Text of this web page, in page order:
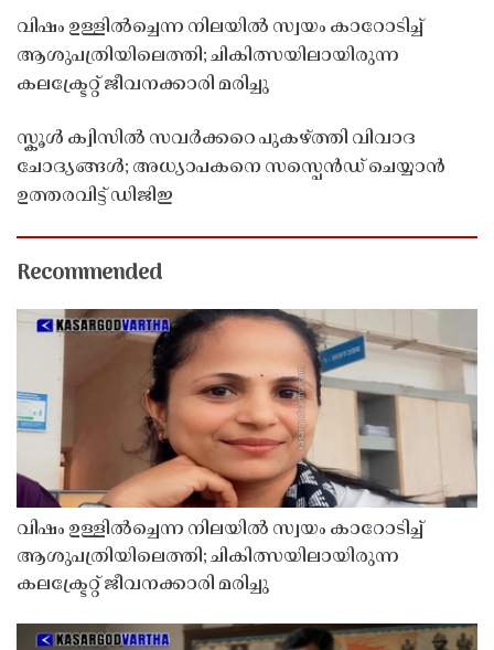
വിഷം ഉള്ളിൽച്ചെന്ന നിലയിൽ സ്വയം കാറോടിച്ച്
ആശുപത്രിയിലെത്തി; ചികിത്സയിലായിരുന്ന
കലക്ട്രേറ്റ് ജീവനക്കാരി മരിച്ചു
സ്കൂൾ ക്വിസിൽ സവർക്കറെ പുകഴ്ത്തി വിവാദ
ചോദ്യങ്ങൾ; അധ്യാപകനെ സസ്പെൻഡ് ചെയ്യാൻ
ഉത്തരവിട്ട് ഡിജിഇ
Recommended
വിഷം ഉള്ളിൽച്ചെന്ന നിലയിൽ സ്വയം കാറോടിച്ച്
ആശുപത്രിയിലെത്തി; ചികിത്സയിലായിരുന്ന
കലക്ട്രേറ്റ് ജീവനക്കാരി മരിച്ചു